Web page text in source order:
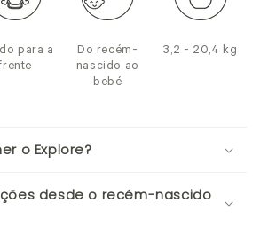
para a
Do recém-
nascido ao
bebé
3,2 - 20,4 kg
o Explore?
desde o recém-nascido